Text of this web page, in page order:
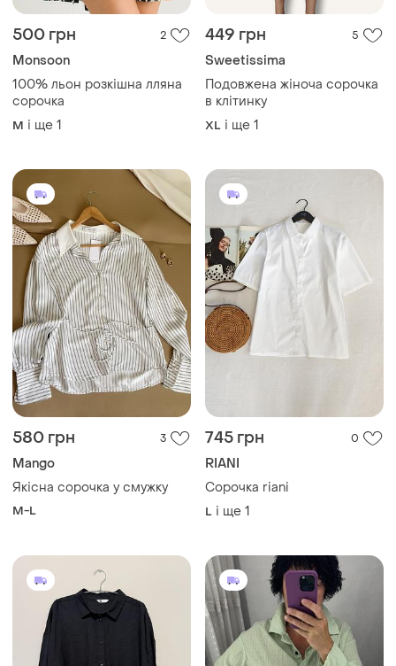
M і ще 1
580 грн 3
Mango
Якісна сорочка у смужку
M-L
745 грн
RIANI
L